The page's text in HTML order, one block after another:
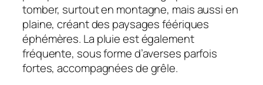
tomber, surtout en montagne, mais aussi en
plaine, créant des paysages féériques
éphémères. La pluie est également
fréquente, sous forme d’averses parfois
fortes, accompagnées de grêle.